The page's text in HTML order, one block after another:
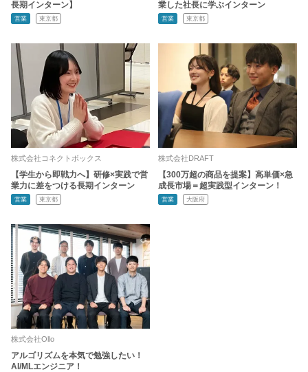
長期インターン】
営業 東京都
業した社長に学ぶインターン
営業 東京都
株式会社コネクトボックス
【学生から即戦力へ】研修×実践で営
業力に差をつける長期インターン
営業 東京都
株式会社DRAFT
【300万超の商品を提案】高単価×急
成長市場＝超実践型インターン！
営業 大阪府
株式会社Ollo
アルゴリズムを本気で勉強したい！
AI/MLエンジニア！